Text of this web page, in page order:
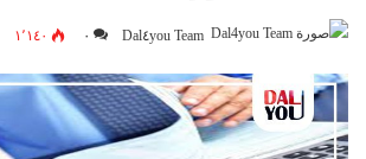
Dal٤you Team ٠ ١٬١٤٠